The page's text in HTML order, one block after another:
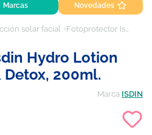
Marcas Novedades
solar facial Fotoprotector Isdin Hydro Lotion SPF50 Protect & Detox, 200ml.
Hydro Lotion
Detox, 200ml.
Marca ISDIN